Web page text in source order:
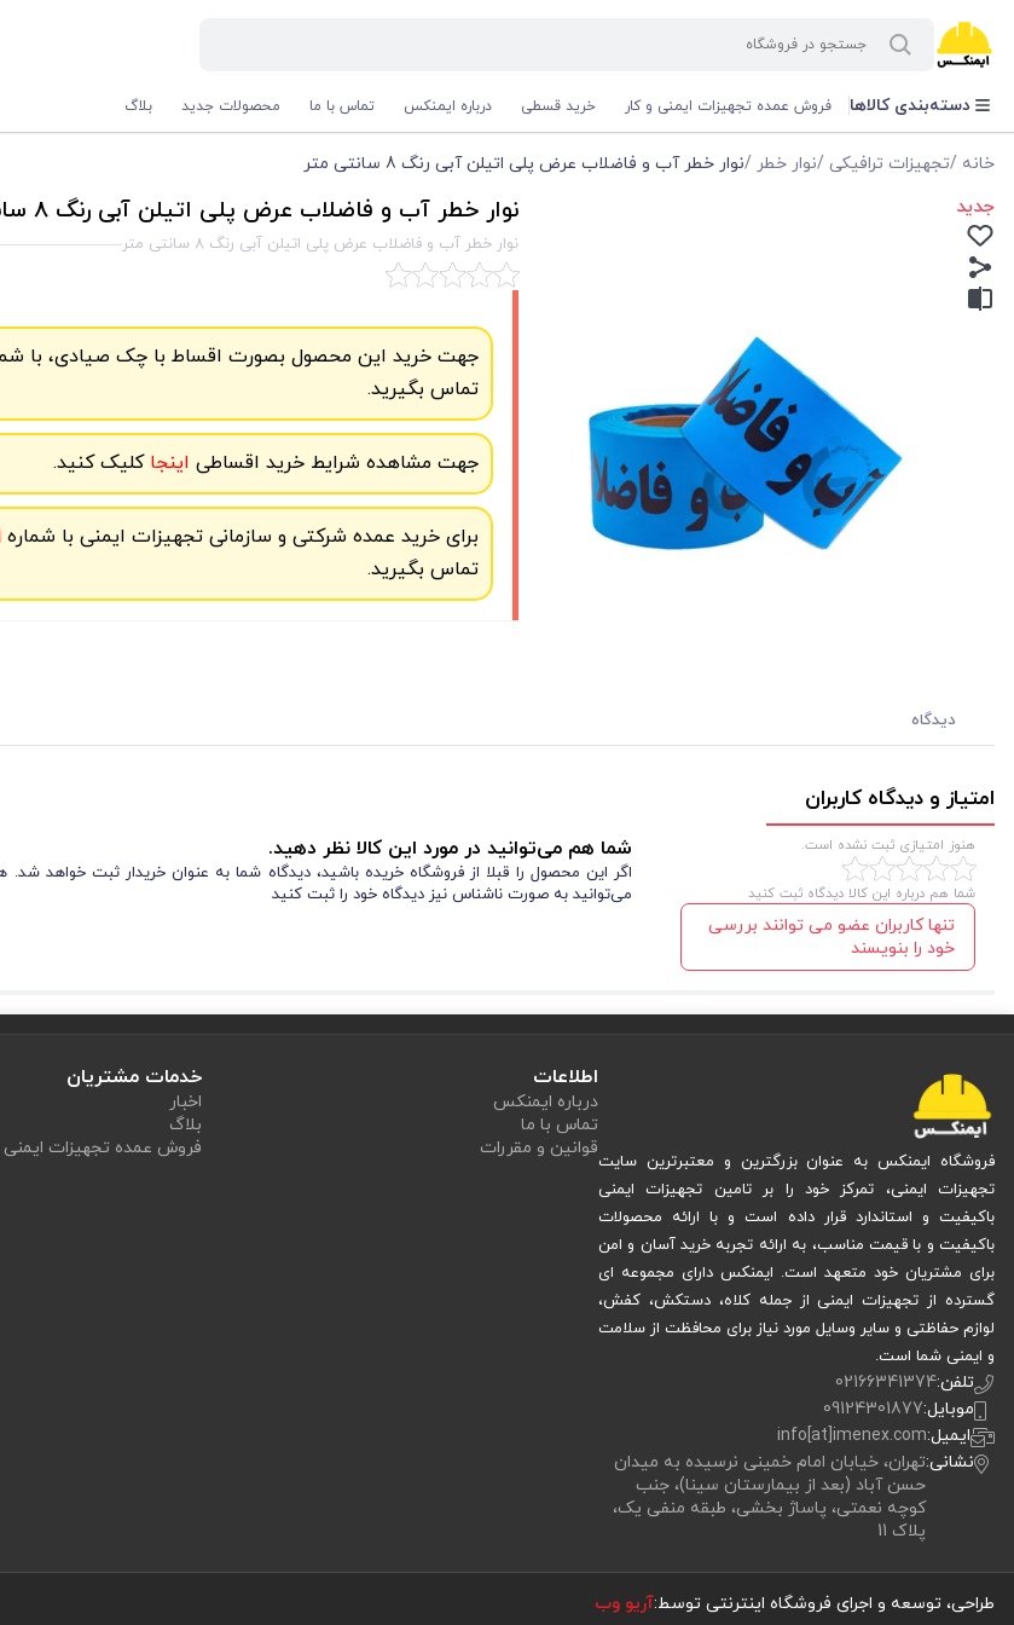
دسته‌بندی کالاها فروش عمده تجهیزات ایمنی و کار خرید قسطی درباره ایمنکس تماس با ما محصولات جدید بلاگ
خانه /تجهیزات ترافیکی /نوار خطر /نوار خطر آب و فاضلاب عرض پلی اتیلن آبی رنگ 8 سانتی متر
جدید نوار خطر آب و فاضلاب عرض پلی اتیلن آبی رنگ 8 سانتی متر
نوار خطر آب و فاضلاب عرض پلی اتیلن آبی رنگ 8 سانتی متر
جهت خرید این محصول بصورت اقساط با چک صیادی، با
تماس بگیرید.
جهت مشاهده شرایط خرید اقساطی اینجاکلیک کنید.
برای خرید عمده شرکتی و سازمانی تجهیزات ایمنی با شماره
تماس بگیرید.
دیدگاه
امتیاز و دیدگاه کاربران
هنوز امتیازی ثبت نشده است.
شما هم درباره این کالا دیدگاه ثبت کنید
تنها کاربران عضو می توانند بررسی
خود را بنویسند
شما هم می‌توانید در مورد این کالا نظر دهید.
اگر این محصول را قبلا از فروشگاه خریده باشید، دیدگاه شما به عنوان خریدار ثبت خواهد
می‌توانید به صورت ناشناس نیز دیدگاه خود را ثبت کنید
فروشگاه ایمنکس به عنوان بزرگترین و معتبرترین سایت
تجهیزات ایمنی، تمرکز خود را بر تامین تجهیزات ایمنی
باکیفیت و استاندارد قرار داده است و با ارائه محصولات
باکیفیت و با قیمت مناسب، به ارائه تجربه خرید آسان و امن
برای مشتریان خود متعهد است. ایمنکس دارای مجموعه ای
گسترده از تجهیزات ایمنی از جمله کلاه، دستکش، کفش،
لوازم حفاظتی و سایر وسایل مورد نیاز برای محافظت از سلامت
و ایمنی شما است.
تلفن:02166341374
موبایل:09124301877
ایمیل:info[at]imenex.com
نشانی:تهران، خیابان امام خمینی نرسیده به میدان
حسن آباد (بعد از بیمارستان سینا)، جنب
کوچه نعمتی، پاساژ بخشی، طبقه منفی یک،
پلاک 11
اطلاعات
درباره ایمنکس
تماس با ما
قوانین و مقررات
خدمات مشتریان
اخبار
بلاگ
فروش عمده تجهیزات ایمنی
طراحی، توسعه و اجرای فروشگاه اینترنتی توسط:آریو وب